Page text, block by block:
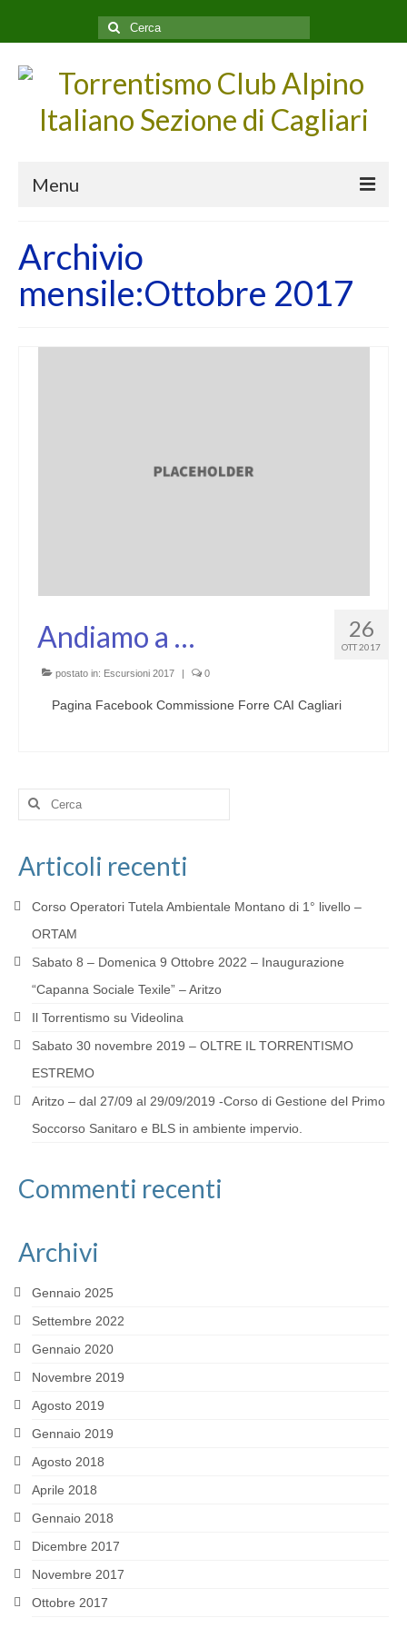
Cerca:
Menu
Escursioni
CALENDARIO Escursioni
Archivio Escursioni
Archivio
mensile:Ottobre 2017
26
OTT 2017
Andiamo a …
postato in: Escursioni 2017 | 0
Pagina Facebook Commissione Forre CAI Cagliari
Cerca:
Articoli recenti
Corso Operatori Tutela Ambientale Montano di 1° livello –
ORTAM
Sabato 8 – Domenica 9 Ottobre 2022 – Inaugurazione
“Capanna Sociale Texile” – Aritzo
Il Torrentismo su Videolina
Sabato 30 novembre 2019 – OLTRE IL TORRENTISMO
ESTREMO
Aritzo – dal 27/09 al 29/09/2019 -Corso di Gestione del Primo
Soccorso Sanitaro e BLS in ambiente impervio.
Commenti recenti
Archivi
Gennaio 2025
Settembre 2022
Gennaio 2020
Novembre 2019
Agosto 2019
Gennaio 2019
Agosto 2018
Aprile 2018
Gennaio 2018
Dicembre 2017
Novembre 2017
Ottobre 2017